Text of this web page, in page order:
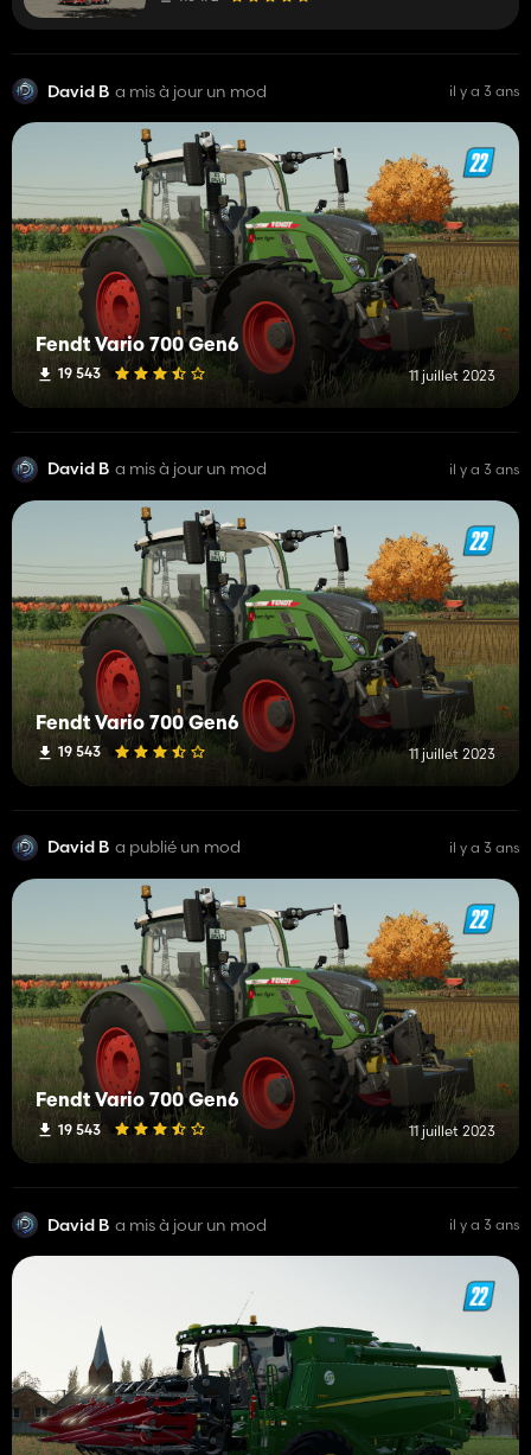
David B a mis à jour un mod il y a 3 ans
Fendt Vario 700 Gen6
19 543 11 juillet 2023
David B a mis à jour un mod il y a 3 ans
Fendt Vario 700 Gen6
19 543 11 juillet 2023
David B a publié un mod il y a 3 ans
Fendt Vario 700 Gen6
19 543 11 juillet 2023
David B a mis à jour un mod il y a 3 ans